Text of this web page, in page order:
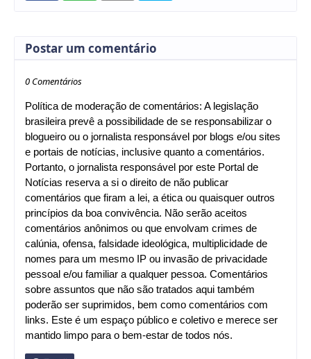
Postar um comentário
0 Comentários
Política de moderação de comentários: A legislação
brasileira prevê a possibilidade de se responsabilizar o
blogueiro ou o jornalista responsável por blogs e/ou sites
e portais de notícias, inclusive quanto a comentários.
Portanto, o jornalista responsável por este Portal de
Notícias reserva a si o direito de não publicar
comentários que firam a lei, a ética ou quaisquer outros
princípios da boa convivência. Não serão aceitos
comentários anônimos ou que envolvam crimes de
calúnia, ofensa, falsidade ideológica, multiplicidade de
nomes para um mesmo IP ou invasão de privacidade
pessoal e/ou familiar a qualquer pessoa. Comentários
sobre assuntos que não são tratados aqui também
poderão ser suprimidos, bem como comentários com
links. Este é um espaço público e coletivo e merece ser
mantido limpo para o bem-estar de todos nós.